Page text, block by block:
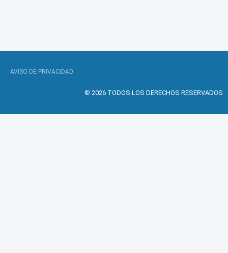
AVISO DE PRIVACIDAD
© 2026 TODOS LOS DERECHOS RESERVADOS